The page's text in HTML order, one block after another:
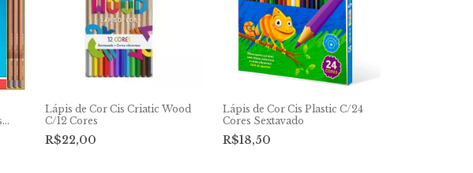
Lápis de Cor Cis Criatic Wood
C/12 Cores
R$22,00
Lápis de Cor Cis Plastic C/24
Cores Sextavado
R$18,50